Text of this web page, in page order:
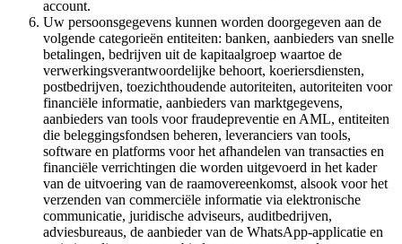
account.
Uw persoonsgegevens kunnen worden doorgegeven aan de
volgende categorieën entiteiten: banken, aanbieders van snelle
betalingen, bedrijven uit de kapitaalgroep waartoe de
verwerkingsverantwoordelijke behoort, koeriersdiensten,
postbedrijven, toezichthoudende autoriteiten, autoriteiten voor
financiële informatie, aanbieders van marktgegevens,
aanbieders van tools voor fraudepreventie en AML, entiteiten
die beleggingsfondsen beheren, leveranciers van tools,
software en platforms voor het afhandelen van transacties en
financiële verrichtingen die worden uitgevoerd in het kader
van de uitvoering van de raamovereenkomst, alsook voor het
verzenden van commerciële informatie via elektronische
communicatie, juridische adviseurs, auditbedrijven,
adviesbureaus, de aanbieder van de WhatsApp-applicatie en